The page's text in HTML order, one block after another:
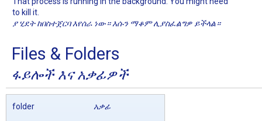
to kill it.
ያ ሂደት ከበስተጀርባ እየሰራ ነው። እሱን ማቆም ሊያስፈልግዎ ይችላል።
Files & Folders
ፋይሎች እና አቃፊዎች
folder አቃፊ